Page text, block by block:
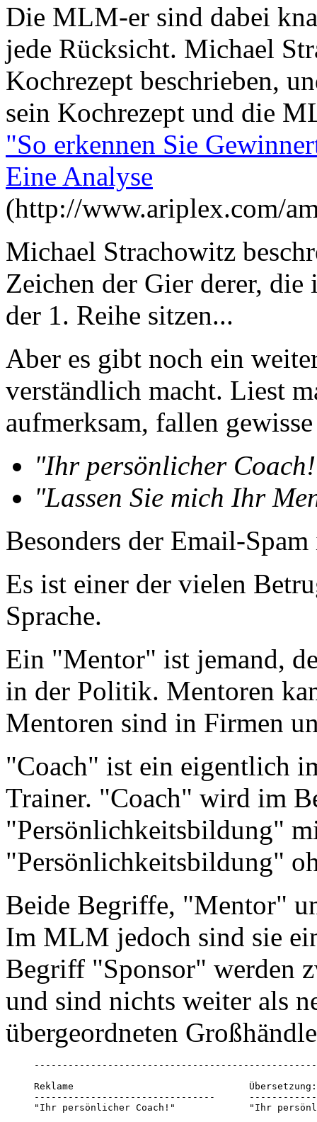
Die MLM-er sind dabei
jede Rücksicht. Michael
Kochrezept beschrieben,
sein Kochrezept und die
"So erkennen Sie
Eine Analyse
(http://www.ariplex.com/
Michael Strachowitz
Zeichen der Gier derer,
der 1. Reihe sitzen...
Aber es gibt noch ein
verständlich macht. Liest
aufmerksam, fallen
"Ihr persönlicher
"Lassen Sie mich Ihr
Besonders der Email-
Es ist einer der vielen
Sprache.
Ein "Mentor" ist jemand,
in der Politik. Mentoren
Mentoren sind in Firmen
"Coach" ist ein eigentlich
Trainer. "Coach" wird im
"Persönlichkeitsbildung"
"Persönlichkeitsbildung"
Beide Begriffe, "Mentor"
Im MLM jedoch sind sie
Begriff "Sponsor" werden
und sind nichts weiter als
übergeordneten
Reklame                               Übersetzung:
--------------------------------
"Ihr persönlicher Coach!"             "Ihr